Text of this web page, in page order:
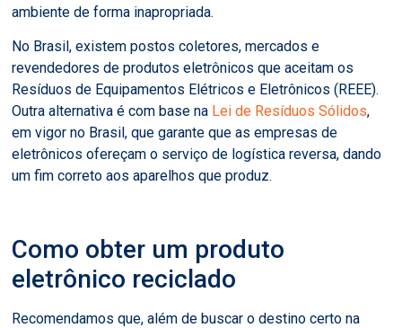
ambiente de forma inapropriada.
No Brasil, existem postos coletores, mercados e
revendedores de produtos eletrônicos que aceitam os
Resíduos de Equipamentos Elétricos e Eletrônicos (REEE).
Outra alternativa é com base na Lei de Resíduos Sólidos,
em vigor no Brasil, que garante que as empresas de
eletrônicos ofereçam o serviço de logística reversa, dando
um fim correto aos aparelhos que produz.
Como obter um produto
eletrônico reciclado
Recomendamos que, além de buscar o destino certo na